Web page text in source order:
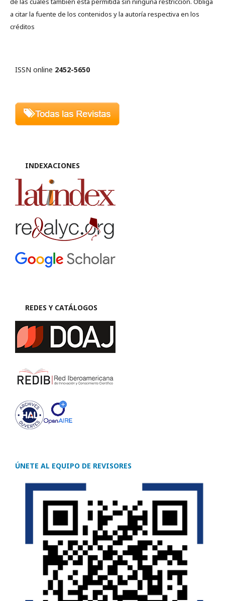
a citar la fuente de los contenidos y la autoría respectiva en los
créditos
ISSN online 2452-5650
INDEXACIONES
REDES Y CATÁLOGOS
ÚNETE AL EQUIPO DE REVISORES